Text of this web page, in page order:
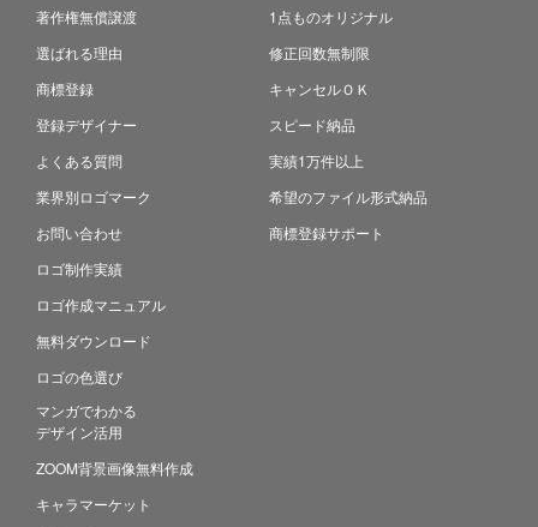
著作権無償譲渡
選ばれる理由
商標登録
登録デザイナー
よくある質問
業界別ロゴマーク
お問い合わせ
ロゴ制作実績
ロゴ作成マニュアル
無料ダウンロード
ロゴの色選び
マンガでわかる
デザイン活用
ZOOM背景画像無料作成
キャラマーケット
1点ものオリジナル
修正回数無制限
キャンセルＯＫ
スピード納品
実績1万件以上
希望のファイル形式納品
商標登録サポート